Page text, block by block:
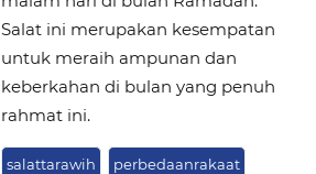
Salat ini merupakan kesempatan
untuk meraih ampunan dan
keberkahan di bulan yang penuh
rahmat ini.
salattarawih perbedaanrakaat